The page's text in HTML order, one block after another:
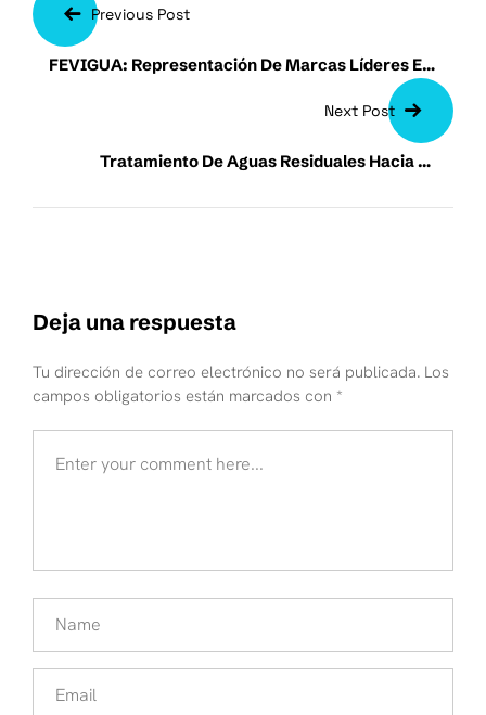
Previous Post
FEVIGUA: Representación De Marcas Líderes En
Next Post
Tratamiento De Aguas Residuales Hacia La
Gestión Del Agua
Deja una respuesta
Tu dirección de correo electrónico no será publicada. Los
campos obligatorios están marcados con *